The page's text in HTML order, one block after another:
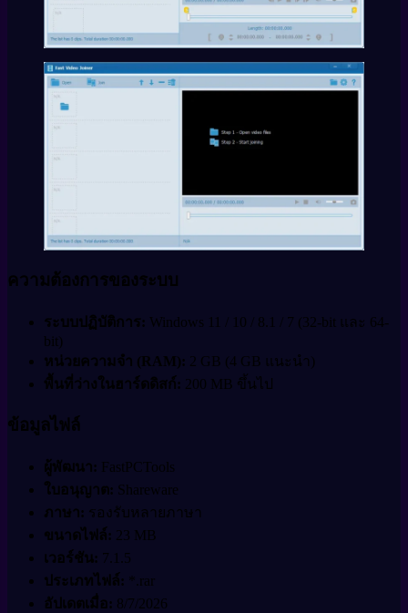
ความต้องการของระบบ
ระบบปฏิบัติการ: Windows 11 / 10 / 8.1 / 7 (32-bit และ 64-
bit)
หน่วยความจำ (RAM): 2 GB (4 GB แนะนำ)
พื้นที่ว่างในฮาร์ดดิสก์: 200 MB ขึ้นไป
ข้อมูลไฟล์
ผู้พัฒนา: FastPCTools
ใบอนุญาต: Shareware
ภาษา: รองรับหลายภาษา
ขนาดไฟล์: 23 MB
เวอร์ชัน: 7.1.5
ประเภทไฟล์: *.rar
อัปเดตเมื่อ: 8/7/2026